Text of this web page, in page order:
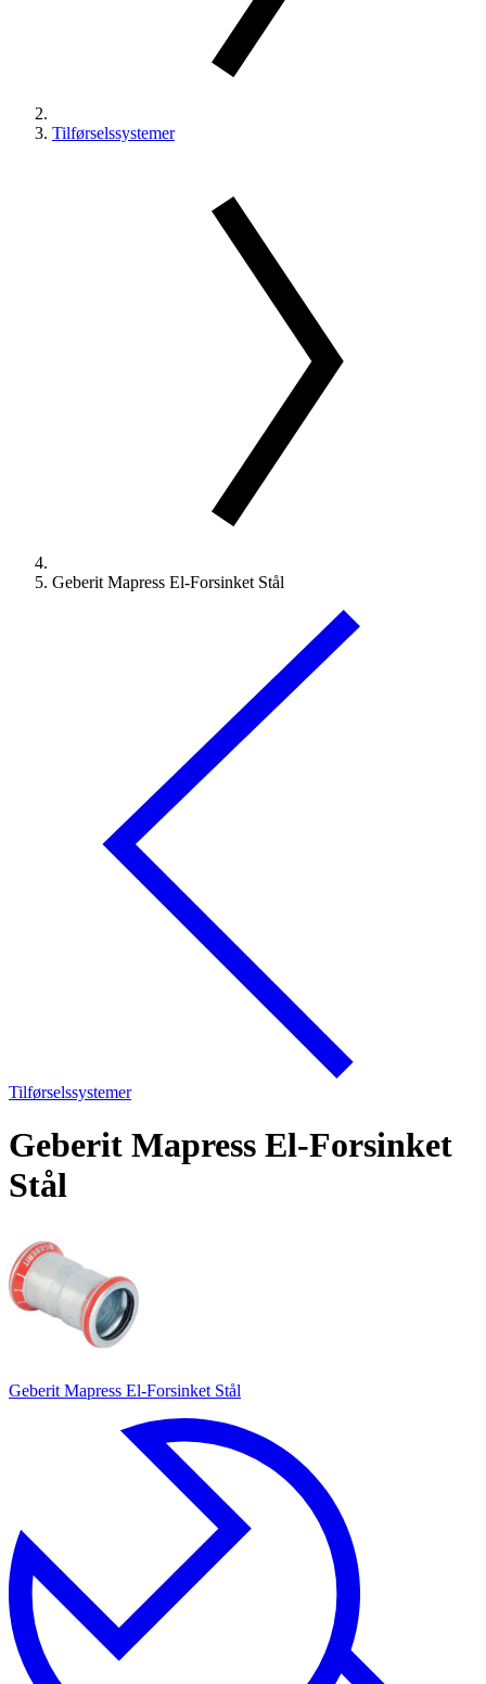
Tilførselssystemer
Geberit Mapress El-Forsinket Stål
Tilførselssystemer
Geberit Mapress El-Forsinket
Stål
Geberit Mapress El-Forsinket Stål